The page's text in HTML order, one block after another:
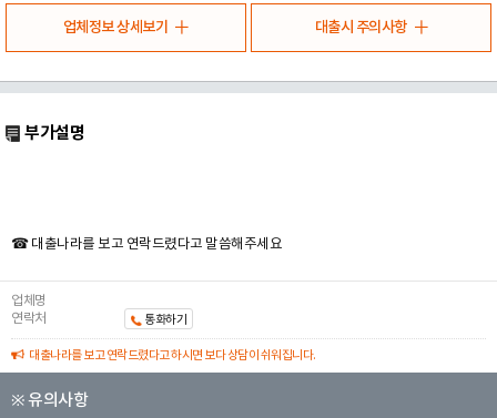
업체정보 상세보기 대출시 주의사항
부가설명
☎ 대출나라를 보고 연락드렸다고 말씀해주세요
업체명
연락처
통화하기
대출나라를 보고 연락드렸다고 하시면 보다 상담이 쉬워집니다.
※ 유의사항